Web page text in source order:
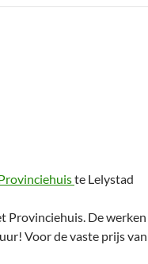
te Lelystad
Provinciehuis. De werken
Voor de vaste prijs van